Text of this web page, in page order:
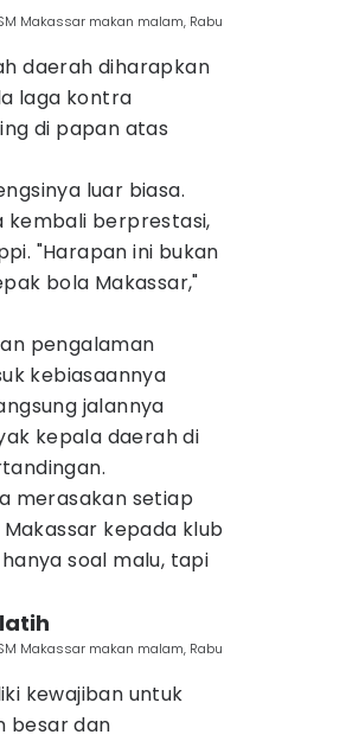
Makassar makan malam, Rabu
daerah diharapkan
laga kontra
di papan atas
luar biasa.
kembali berprestasi,
"Harapan ini bukan
bola Makassar,"
pengalaman
kebiasaannya
jalannya
kepala daerah di
merasakan setiap
kepada klub
soal malu, tapi
Makassar makan malam, Rabu
kewajiban untuk
besar dan